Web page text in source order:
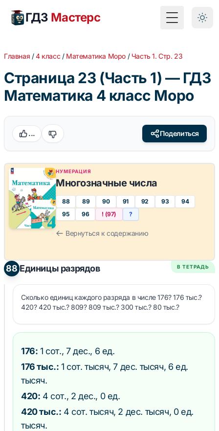
ГДЗ Мастерс Toggle Menu
Главная /4 класс / Математика Моро / Часть 1. Стр. 23
Страница 23 (Часть 1) — ГДЗ
Математика 4 класс Моро
... Поделиться
НУМЕРАЦИЯ
Многозначные числа
88 89 90 91 92 93
94
95
96 ! (97) ?
Вернуться к содержанию
88 Единицы разрядов
Сколько единиц каждого разряда в числе 176? 176 тыс.?
420? 420 тыс.? 809? 809 тыс.? 300 тыс.? 80 тыс.?
В ТЕТРАДЬ
176: 1 сот., 7 дес., 6 ед.
176 тыс.: 1 сот. тысяч, 7 дес. тысяч, 6 ед.
тысяч.
420: 4 сот., 2 дес., 0 ед.
420 тыс.: 4 сот. тысяч, 2 дес. тысяч, 0 ед.
тысяч.